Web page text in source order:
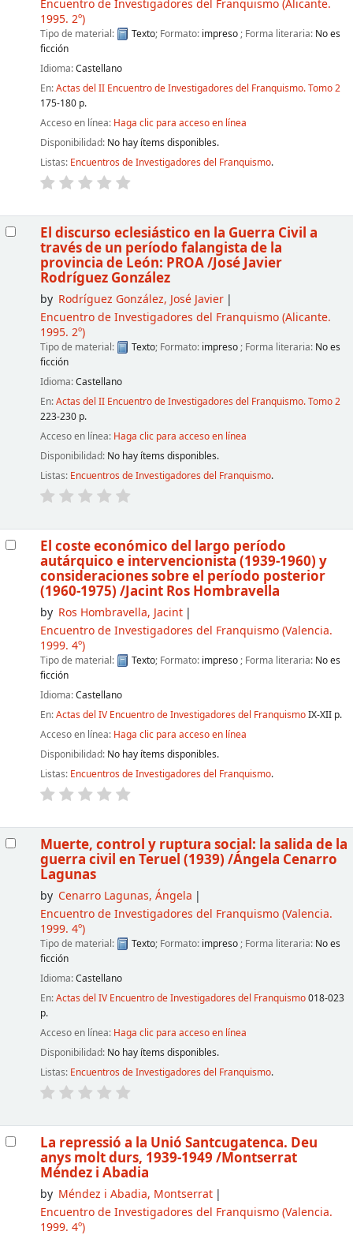
Encuentro de Investigadores del Franquismo(Alicante.
1995. 2º)
Tipo de material: Texto; Formato: impreso ; Forma literaria: No es
ficción
Idioma:Castellano
En:Actas del II Encuentro de Investigadores del Franquismo. Tomo 2
175-180 p.
Acceso en línea: Haga clic para acceso en línea
Disponibilidad: No hay ítems disponibles.
Listas: Encuentros de Investigadores del Franquismo.
El discurso eclesiástico en la Guerra Civil a
través de un período falangista de la
provincia de León: PROA/José Javier
Rodríguez González
by Rodríguez González, José Javier
Encuentro de Investigadores del Franquismo(Alicante.
1995. 2º)
Tipo de material: Texto; Formato: impreso ; Forma literaria: No es
ficción
Idioma:Castellano
En:Actas del II Encuentro de Investigadores del Franquismo. Tomo 2
223-230 p.
Acceso en línea: Haga clic para acceso en línea
Disponibilidad: No hay ítems disponibles.
Listas: Encuentros de Investigadores del Franquismo.
El coste económico del largo período
autárquico e intervencionista (1939-1960) y
consideraciones sobre el período posterior
(1960-1975) /Jacint Ros Hombravella
by Ros Hombravella, Jacint
Encuentro de Investigadores del Franquismo(Valencia.
1999. 4º)
Tipo de material: Texto; Formato: impreso ; Forma literaria: No es
ficción
Idioma:Castellano
En:Actas del IV Encuentro de Investigadores del FranquismoIX-XII p.
Acceso en línea: Haga clic para acceso en línea
Disponibilidad: No hay ítems disponibles.
Listas: Encuentros de Investigadores del Franquismo.
Muerte, control y ruptura social: la salida de la
guerra civil en Teruel (1939) /Ángela Cenarro
Lagunas
by Cenarro Lagunas, Ángela
Encuentro de Investigadores del Franquismo(Valencia.
1999. 4º)
Tipo de material: Texto; Formato: impreso ; Forma literaria: No es
ficción
Idioma:Castellano
En:Actas del IV Encuentro de Investigadores del Franquismo018-023
p.
Acceso en línea: Haga clic para acceso en línea
Disponibilidad: No hay ítems disponibles.
Listas: Encuentros de Investigadores del Franquismo.
La repressió a la Unió Santcugatenca. Deu
anys molt durs, 1939-1949 /Montserrat
Méndez i Abadia
by Méndez i Abadia, Montserrat
Encuentro de Investigadores del Franquismo(Valencia.
1999. 4º)